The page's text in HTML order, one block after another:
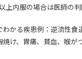
以上内服の場合は医師の判
わかる疾患例：逆流性
焼け、胃痛、貧血、喉が